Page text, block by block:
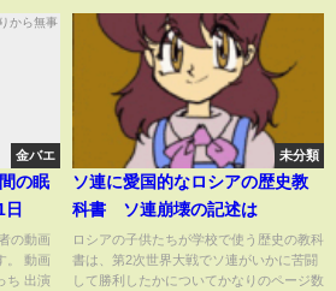
金バエ
の眠
日
の動画
。 動画
ち 出演
未分類
ソ連に愛国的なロシアの歴史教
科書 ソ連崩壊の記述は
ロシアの子供たちが学校で使う歴史の教科
書は、第2次世界大戦でソ連がいかに苦闘
して勝利したかについてかなりのページ数